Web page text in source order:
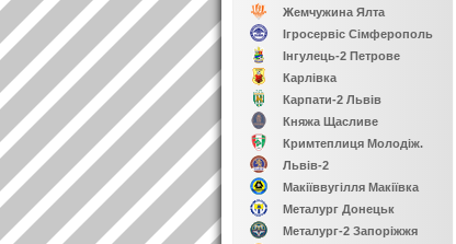
Жемчужина Ялта
Ігросервіс Сімферополь
Інгулець-2 Петрове
Карлівка
Карпати-2 Львів
Княжа Щасливе
Кримтеплиця Молодіж.
Львів-2
Макіїввугілля Макіївка
Металург Донецьк
Металург-2 Запоріжжя